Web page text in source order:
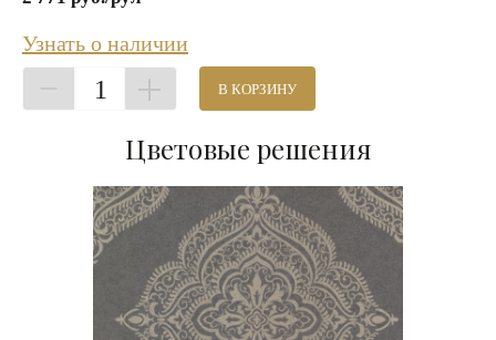
Узнать о наличии
1 В КОРЗИНУ
Цветовые решения